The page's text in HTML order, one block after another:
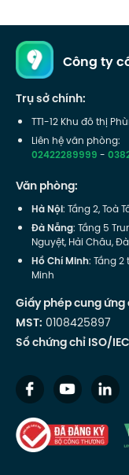
Công ty
Trụ sở chính:
TT1-12 Khu đô thị
Liên hệ văn phòng:
02422289999-
Văn phòng:
Hà Nội: Tầng 2, Toà
Đà Nẵng: Tầng 5
Nguyệt, Hải Châu,
Hồ Chí Minh: Tầng 2
Minh
Giấy phép cung ứng
MST: 0108425897
Số chứng chỉ ISO/